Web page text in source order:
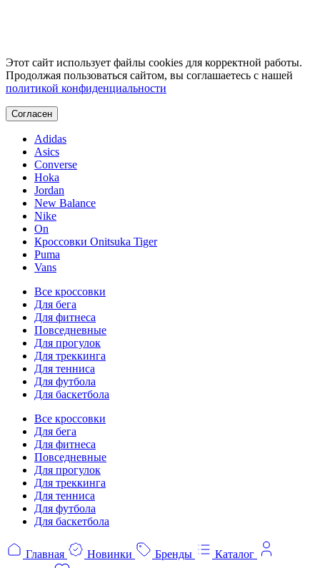
Этот сайт использует файлы cookies для корректной работы.
Продолжая пользоваться сайтом, вы соглашаетесь с нашей
политикой конфиденциальности
Согласен
Adidas
Asics
Converse
Hoka
Jordan
New Balance
Nike
On
Кроссовки Onitsuka Tiger
Puma
Vans
Все кроссовки
Для бега
Для фитнеса
Повседневные
Для прогулок
Для треккинга
Для тенниса
Для футбола
Для баскетбола
Все кроссовки
Для бега
Для фитнеса
Повседневные
Для прогулок
Для треккинга
Для тенниса
Для футбола
Для баскетбола
Главная Новинки Бренды
Каталог